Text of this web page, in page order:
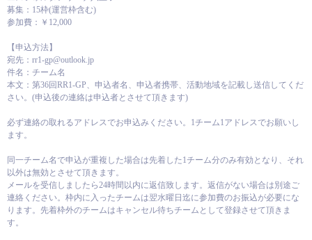
募集：15枠(運営枠含む)
参加費：￥12,000
【申込方法】
宛先：rr1-gp@outlook.jp
件名：チーム名
本文：第36回RR1-GP、申込者名、申込者携帯、活動地域を記載し送信してくだ
さい。(申込後の連絡は申込者とさせて頂きます)
必ず連絡の取れるアドレスでお申込みください。1チーム1アドレスでお願いし
ます。
同一チーム名で申込が重複した場合は先着した1チーム分のみ有効となり、それ
以外は無効とさせて頂きます。
メールを受信しましたら24時間以内に返信致します。返信がない場合は別途ご
連絡ください。枠内に入ったチームは翌水曜日迄に参加費のお振込が必要にな
ります。先着枠外のチームはキャンセル待ちチームとして登録させて頂きま
す。